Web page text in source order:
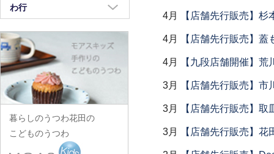
4月 【店舗先行販売】
4月 【店舗先行販売】蓋
4月 【九段店舗開催】荒
3月 【店舗先行販売】
3月 【店舗先行販売】取
3月 【店舗先行販売】
有馬和博
iiDA Woodturning
伊賀焼土楽
池島直人
池島仁美
生島賢
生島明水
川合孝知
川辺忠
川村宏樹
幹山繁太
季更器窯
岸野寛
北野敏一（犀ノ音窯）
重田良古
島田まるみ
志村睦彦
城進
菅原博之
杉本太郎
田中あい
田中佐和子
谷口嘉
谷永太郎
玉山保男
中町いずみ
中村一也
中村幸一郎
d.Tam 中村孝子/桃子
中村智美
中村真紀
中山孝志
名古路英介
花岡隆
花田オリジナル
羽生直記
林京子
林拓児
原口潔
原田七重
正木春蔵
松浦コータロー
松浦ナオコ
松葉勇輝
松本郁美
松本優樹
松本良夫
八木橋昇
山口硝子
山口利枝
山崎葉
山田洋次
山田隆太郎
山中恵介
わ行
ワダコーヘー
渡辺信史
渡邊心平
暮らしのうつわ花田の
こどものうつわ